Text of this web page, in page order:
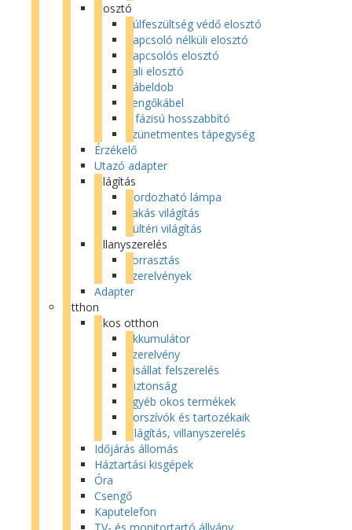
Elosztó
Túlfeszültség védő elosztó
Kapcsoló nélküli elosztó
Kapcsolós elosztó
Fali elosztó
Kábeldob
Lengőkábel
3 fázisú hosszabbító
Szünetmentes tápegység
Érzékelő
Utazó adapter
Világítás
Hordozható lámpa
Lakás világítás
Kültéri világítás
Villanyszerelés
Forrasztás
Szerelvények
Adapter
Otthon
Okos otthon
Akkumulátor
Szerelvény
Kisállat felszerelés
Biztonság
Egyéb okos termékek
Porszívók és tartozékaik
Világítás, villanyszerelés
Időjárás állomás
Háztartási kisgépek
Óra
Csengő
Kaputelefon